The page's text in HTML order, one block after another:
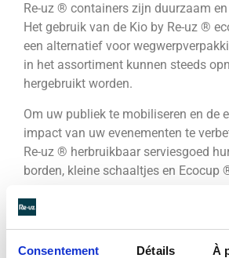
Consentement Détails À
Re-uz ® containers zijn duurzaam
Het gebruik van de Kio by Re-uz ®
een alternatief voor
in het assortiment kunnen steeds
hergebruikt worden.
Om uw publiek te mobiliseren en de
impact van uw evenementen te
Re-uz ® herbruikbaar serviesgoed
borden, kleine schaaltjes en Ecocup
“Laten we afvalproductie
kommen kunnen eenvoudig worden